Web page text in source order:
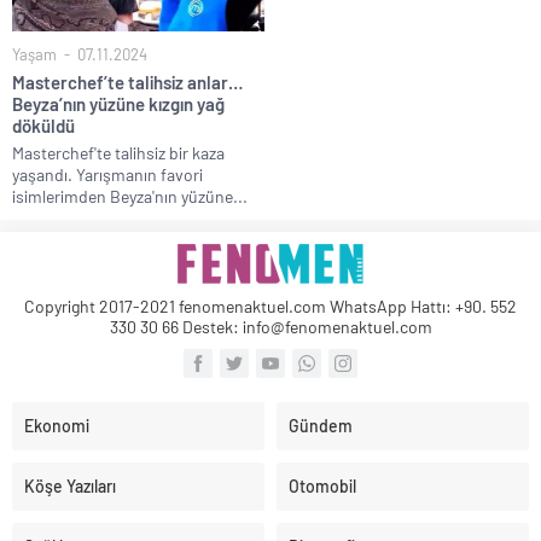
Yaşam 07.11.2024
Masterchef’te talihsiz anlar…
Beyza’nın yüzüne kızgın yağ
döküldü
Masterchef'te talihsiz bir kaza
yaşandı. Yarışmanın favori
isimlerimden Beyza'nın yüzüne...
Copyright 2017-2021 fenomenaktuel.com WhatsApp Hattı: +90. 552
330 30 66 Destek: info@fenomenaktuel.com
Ekonomi Gündem
Köşe Yazıları Otomobil